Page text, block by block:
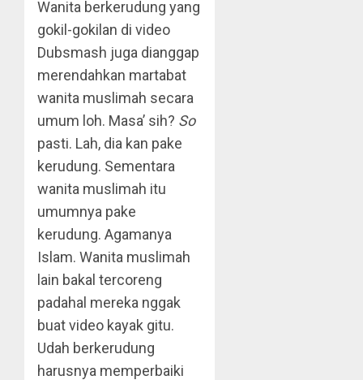
Wanita berkerudung yang
gokil-gokilan di video
Dubsmash juga dianggap
merendahkan martabat
wanita muslimah secara
umum loh. Masa’ sih? So
pasti. Lah, dia kan pake
kerudung. Sementara
wanita muslimah itu
umumnya pake
kerudung. Agamanya
Islam. Wanita muslimah
lain bakal tercoreng
padahal mereka nggak
buat video kayak gitu.
Udah berkerudung
harusnya memperbaiki